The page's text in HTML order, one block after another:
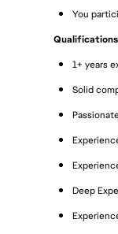
You
1+ years
Solid
Deep